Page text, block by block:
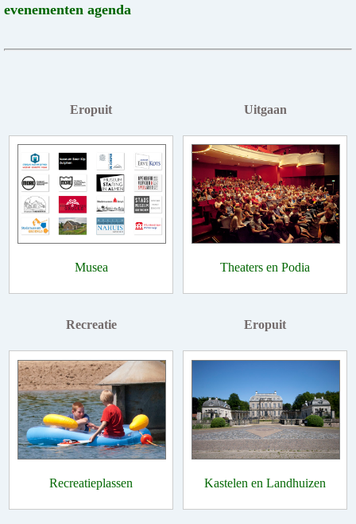
evenementen agenda
Eropuit
Musea
Uitgaan
Theaters en Podia
Recreatie
Recreatieplassen
Eropuit
Kastelen en Landhuizen